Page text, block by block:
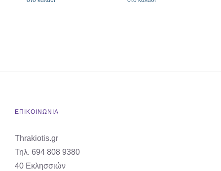
ΕΠΙΚΟΙΝΩΝΙΑ
Thrakiotis.gr
Τηλ. 694 808 9380
40 Εκλησσιών